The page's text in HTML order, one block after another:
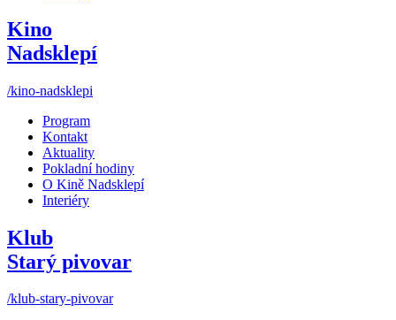
Kino
Nadsklepí
/kino-nadsklepi
Program
Kontakt
Aktuality
Pokladní hodiny
O Kině Nadsklepí
Interiéry
Klub
Starý pivovar
/klub-stary-pivovar